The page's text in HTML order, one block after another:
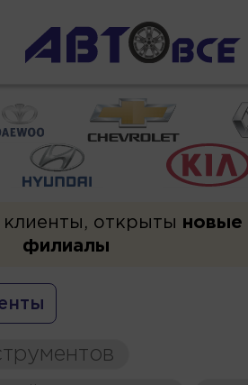
открыты новые
филиалы